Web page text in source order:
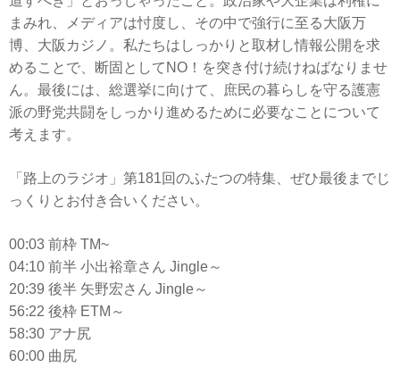
まみれ、メディアは忖度し、その中で強行に至る大阪万
博、大阪カジノ。私たちはしっかりと取材し情報公開を求
めることで、断固としてNO！を突き付け続けねばなりませ
ん。最後には、総選挙に向けて、庶民の暮らしを守る護憲
派の野党共闘をしっかり進めるために必要なことについて
考えます。
「路上のラジオ」第181回のふたつの特集、ぜひ最後までじ
っくりとお付き合いください。
00:03 前枠 TM~
04:10 前半 小出裕章さん Jingle～
20:39 後半 矢野宏さん Jingle～
56:22 後枠 ETM～
58:30 アナ尻
60:00 曲尻